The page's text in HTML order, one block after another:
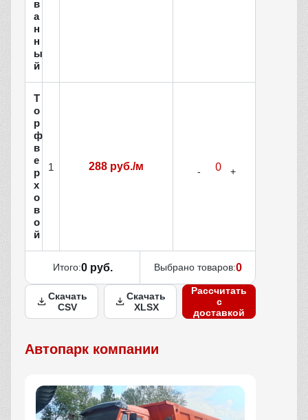
в
а
н
н
ы
й
Т
о
р
ф
в
е
р
х
о
в
о
й
1 288 руб./м
Итого:0 руб. Выбрано товаров:0
Скачать
CSV
Скачать
XLSX
Рассчитать
с
доставкой
Автопарк компании